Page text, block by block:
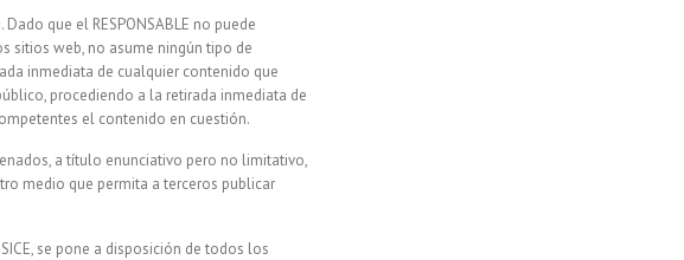
que el RESPONSABLE no puede
sitios web, no asume ningún tipo de
inmediata de cualquier contenido que
procediendo a la retirada inmediata de
el contenido en cuestión.
a título enunciativo pero no limitativo,
medio que permita a terceros publicar
se pone a disposición de todos los